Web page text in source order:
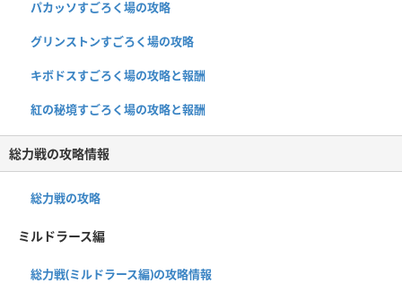
パカッソすごろく場の攻略
グリンストンすごろく場の攻略
キボドスすごろく場の攻略と報酬
紅の秘境すごろく場の攻略と報酬
総力戦の攻略情報
総力戦の攻略
ミルドラース編
総力戦(ミルドラース編)の攻略情報